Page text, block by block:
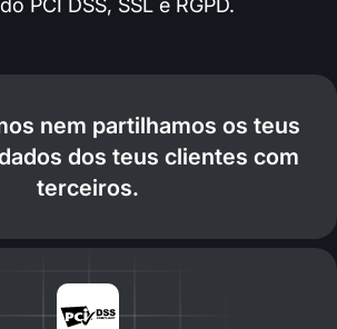
nem partilhamos os teus
dos teus clientes com
terceiros.